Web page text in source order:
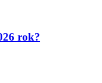
rok?